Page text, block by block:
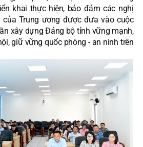
khai thực hiện, bảo đảm các nghị
của Trung ương được đưa vào cuộc
xây dựng Đảng bộ tỉnh vững mạnh,
giữ vững quốc phòng - an ninh trên